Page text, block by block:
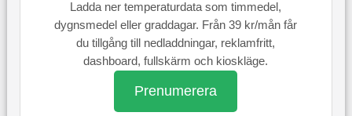
Ladda ner temperaturdata som timmedel,
dygnsmedel eller graddagar. Från 39 kr/mån får
du tillgång till nedladdningar, reklamfritt,
dashboard, fullskärm och kioskläge.
Prenumerera